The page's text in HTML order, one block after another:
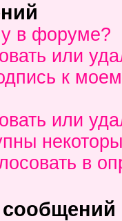
в форуме?
или
к
или
в